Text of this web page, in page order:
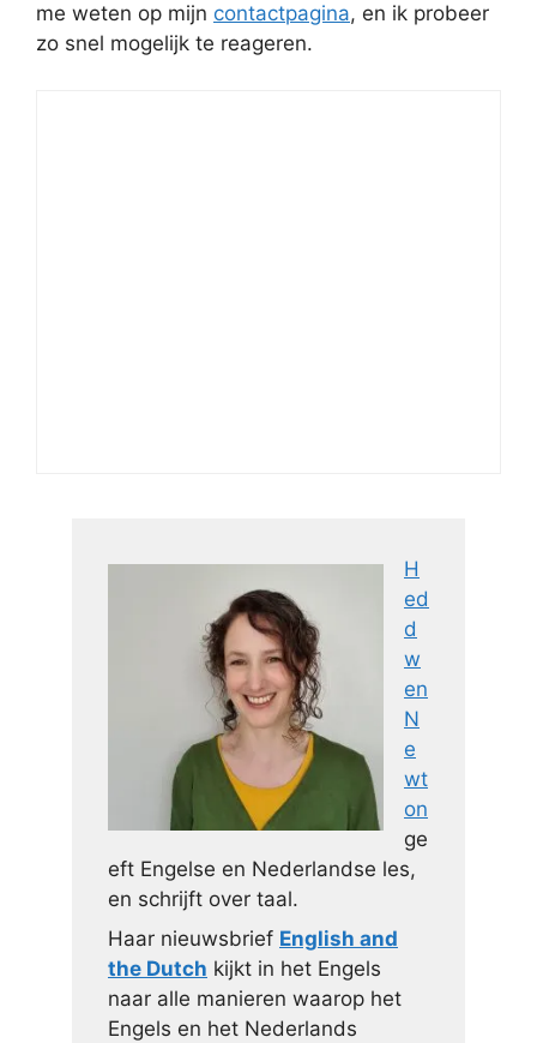
me weten op mijn contactpagina, en ik probeer
zo snel mogelijk te reageren.
H
ed
d
w
en
N
e
wt
on
ge
eft Engelse en Nederlandse les,
en schrijft over taal.
Haar nieuwsbrief English and
the Dutch kijkt in het Engels
naar alle manieren waarop het
Engels en het Nederlands